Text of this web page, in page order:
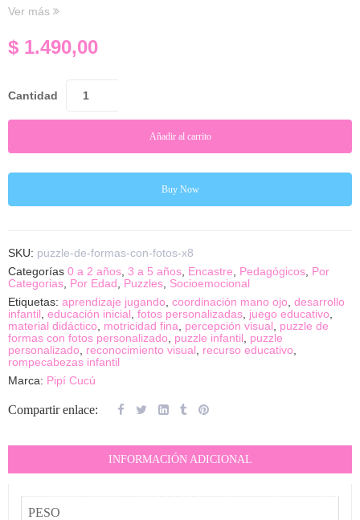
Ver más
$ 1.490,00
Cantidad
Añadir al carrito
Buy Now
SKU: puzzle-de-formas-con-fotos-x8
Categorías 0 a 2 años 3 a 5 años Encastre Pedagógicos Por
Categorias Por Edad Puzzles Socioemocional
Etiquetas: aprendizaje jugando coordinación mano ojo desarrollo
infantil educación inicial fotos personalizadas juego educativo
material didáctico
motricidad fina percepción visual
puzzle de
formas con fotos personalizado
puzzle infantil
puzzle
personalizado
reconocimiento visual recurso educativo
rompecabezas infantil
Marca: Pipí Cucú
Compartir enlace:
INFORMACIÓN ADICIONAL
PESO